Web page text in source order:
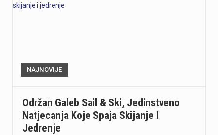
NAJNOVIJE
Održan Galeb Sail & Ski, Jedinstveno
Natjecanja Koje Spaja Skijanje I
Jedrenje